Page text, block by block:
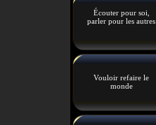
Écouter pour soi,
parler pour les autres
Vouloir refaire le
monde